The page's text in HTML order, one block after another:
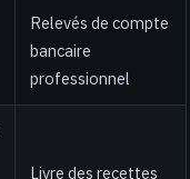
Relevés de compte
bancaire
professionnel
Livre des recettes